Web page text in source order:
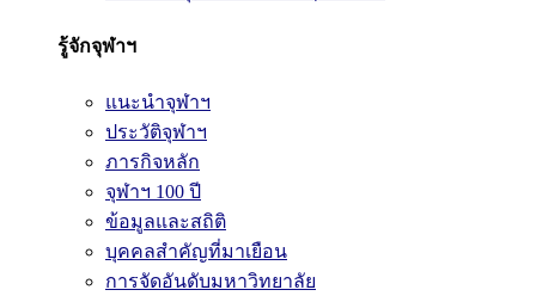
รู้จักจุฬาฯ
แนะนำจุฬาฯ
ประวัติจุฬาฯ
ภารกิจหลัก
จุฬาฯ 100 ปี
ข้อมูลและสถิติ
บุคคลสำคัญที่มาเยือน
การจัดอันดับมหาวิทยาลัย